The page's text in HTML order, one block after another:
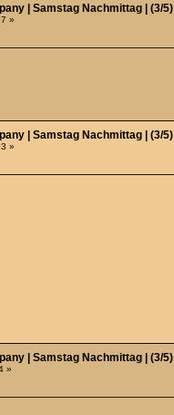
| Samstag Nachmittag | (3/5)
»
| Samstag Nachmittag | (3/5)
»
| Samstag Nachmittag | (3/5)
»